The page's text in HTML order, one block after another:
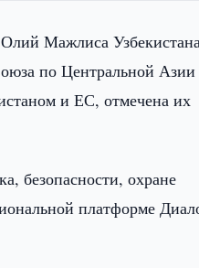
Олий Мажлиса
по Центральной Азии
и ЕС, отмечена их
безопасности, охране
платформе